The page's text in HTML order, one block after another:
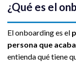
¿Qué es el
El onboarding es el
persona que
entienda qué tiene